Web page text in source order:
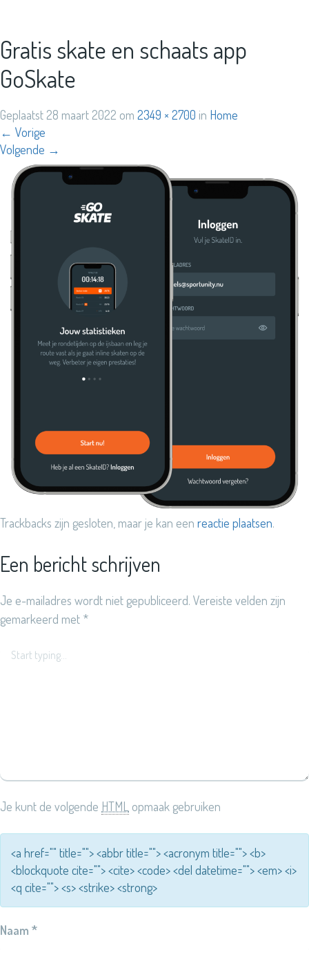
Gratis skate en schaats app
GoSkate
Geplaatst 28 maart 2022 om 2349 × 2700 in Home
← Vorige
Volgende →
Trackbacks zijn gesloten, maar je kan een reactie plaatsen.
Een bericht schrijven
Je e-mailadres wordt niet gepubliceerd. Vereiste velden zijn
gemarkeerd met *
Je kunt de volgende HTML opmaak gebruiken
<a href="" title=""> <abbr title=""> <acronym title=""> <b>
<blockquote cite=""> <cite> <code> <del datetime=""> <em> <i>
<q cite=""> <s> <strike> <strong>
Naam *